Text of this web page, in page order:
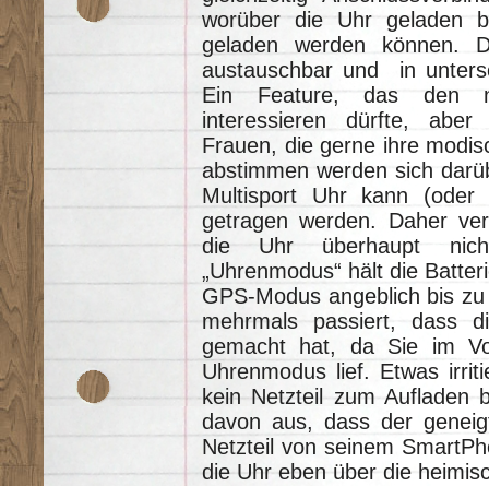
worüber die Uhr geladen
geladen werden können.
austauschbar und in
Ein Feature, das den
interessieren dürfte,
Frauen, die gerne ihre
abstimmen werden sich
Multisport Uhr kann (oder
getragen werden. Daher
die Uhr überhaupt
„Uhrenmodus“ hält die
GPS-Modus angeblich bis
mehrmals passiert, dass
gemacht hat, da Sie im
Uhrenmodus lief. Etwas
kein Netzteil zum
davon aus, dass der
Netzteil von seinem
die Uhr eben über die